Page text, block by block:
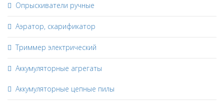
Опрыскиватели ручные
Аэратор, скарификатор
Триммер электрический
Аккумуляторные агрегаты
Аккумуляторные цепные пилы